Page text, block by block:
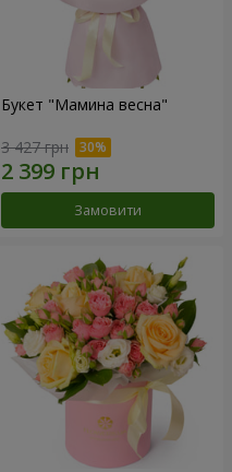
Букет "Мамина весна"
3 427 грн
Замовити